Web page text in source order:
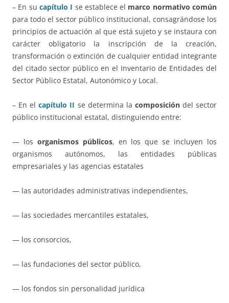
– En su capítulo I se establece el marco normativo común
para todo el sector público institucional, consagrándose los
principios de actuación al que está sujeto y se instaura con
carácter obligatorio la inscripción de la creación,
transformación o extinción de cualquier entidad integrante
del citado sector público en el Inventario de Entidades del
Sector Público Estatal, Autonómico y Local.
– En elcapítulo II se determina la composicióndel sector
público institucional estatal, distinguiendo entre:
— los organismos públicos, en los que se incluyen los
organismos autónomos, las entidades públicas
empresariales y las agencias estatales
— las autoridades administrativas independientes,
— las sociedades mercantiles estatales,
— los consorcios,
— las fundaciones del sector público,
— los fondos sin personalidad jurídica